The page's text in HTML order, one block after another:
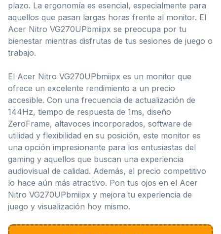
plazo. La ergonomía es esencial, especialmente para
aquellos que pasan largas horas frente al monitor. El
Acer Nitro VG270UPbmiipx se preocupa por tu
bienestar mientras disfrutas de tus sesiones de juego o
trabajo.
El Acer Nitro VG270UPbmiipx es un monitor que
ofrece un excelente rendimiento a un precio
accesible. Con una frecuencia de actualización de
144Hz, tiempo de respuesta de 1ms, diseño
ZeroFrame, altavoces incorporados, software de
utilidad y flexibilidad en su posición, este monitor es
una opción impresionante para los entusiastas del
gaming y aquellos que buscan una experiencia
audiovisual de calidad. Además, el precio competitivo
lo hace aún más atractivo. Pon tus ojos en el Acer
Nitro VG270UPbmiipx y mejora tu experiencia de
juego y visualización hoy mismo.